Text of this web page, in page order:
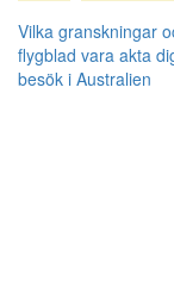
Vilka granskningar
flygblad vara akta
besök i Australien